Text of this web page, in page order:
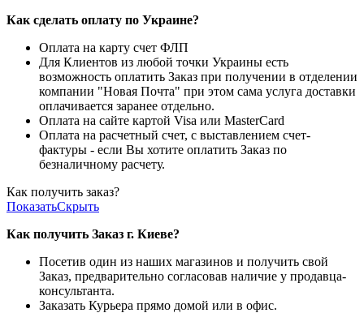
Как сделать оплату по Украине?
Оплата на карту счет ФЛП
Для Клиентов из любой точки Украины есть
возможность оплатить Заказ при получении в отделении
компании "Новая Почта" при этом сама услуга доставки
оплачивается заранее отдельно.
Оплата на сайте картой Visa или MasterCard
Оплата на расчетный счет, с выставлением счет-
фактуры - если Вы хотите оплатить Заказ по
безналичному расчету.
Как получить заказ?
ПоказатьСкрыть
Как получить Заказ г. Киеве?
Посетив один из наших магазинов и получить свой
Заказ, предварительно согласовав наличие у продавца-
консультанта.
Заказать Курьера прямо домой или в офис.